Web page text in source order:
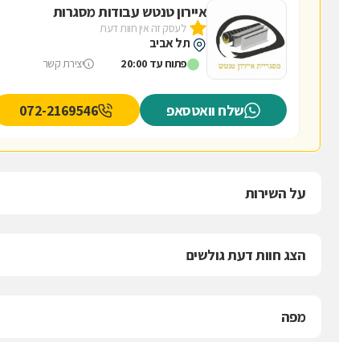
איירון טנטש עבודות מסגרות
לעסק זה אין חוות דעת
תל אביב
פתוח עד 20:00 יצירת קשר
שלח וואטסאפ 072-2169546
על השירות
הצג חוות דעת גולשים
מפה